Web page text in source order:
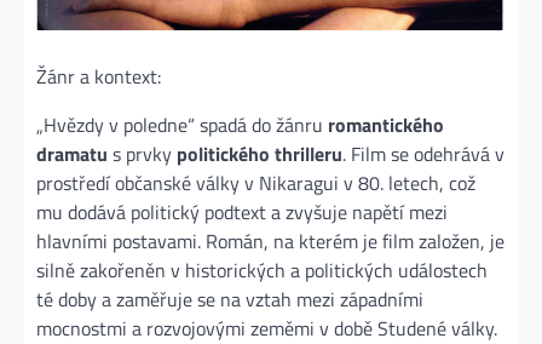
Žánr a kontext:
„Hvězdy v poledne“ spadá do žánru romantického
dramatu s prvky politického thrilleru. Film se odehrává v
prostředí občanské války v Nikaragui v 80. letech, což
mu dodává politický podtext a zvyšuje napětí mezi
hlavními postavami. Román, na kterém je film založen, je
silně zakořeněn v historických a politických událostech
té doby a zaměřuje se na vztah mezi západními
mocnostmi a rozvojovými zeměmi v době Studené války.